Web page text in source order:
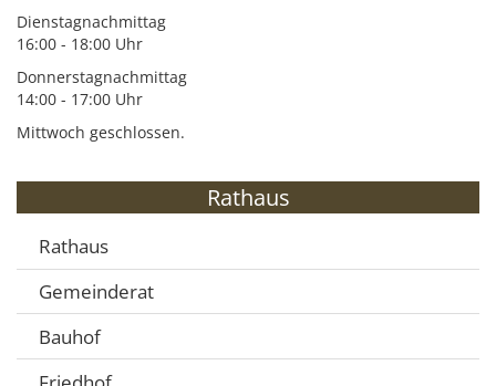
Dienstagnachmittag
16:00 - 18:00 Uhr
Donnerstagnachmittag
14:00 - 17:00 Uhr
Mittwoch geschlossen.
Rathaus
Rathaus
Gemeinderat
Bauhof